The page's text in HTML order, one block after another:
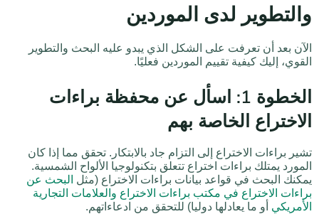
والتطوير لدى الموردين
الآن بعد أن تعرفت على الشكل الذي يبدو عليه البحث والتطوير
القوي، إليك كيفية تقييم الموردين فعليًا.
الخطوة 1: اسأل عن محفظة براءات
الاختراع الخاصة بهم
تشير براءات الاختراع إلى التزام جاد بالابتكار. تحقق مما إذا كان
المورد يمتلك براءات اختراع تتعلق بتكنولوجيا الألواح الشمسية.
يمكنك البحث في قواعد بيانات براءات الاختراع (مثل البحث عن
براءات الاختراع في مكتب براءات الاختراع والعلامات التجارية
الأمريكي أو ما يعادلها دوليا) للتحقق من ادعاءاتهم.